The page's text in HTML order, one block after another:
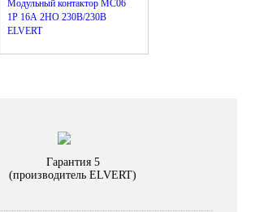
Модульный контактор MC06
1Р 16А 2НО 230B/230B
ELVERT
Гарантия 5
(производитель ELVERT)